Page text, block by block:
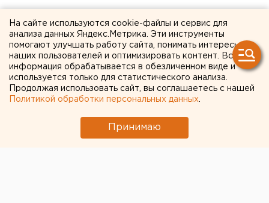
Можно ли вообще
расширять дорогу: депутат
попросила силовиков
проверить действия
администрации Челябинска
На сайте используются cookie-файлы и сервис для
анализа данных Яндекс.Метрика. Эти инструменты
помогают улучшать работу сайта, понимать интересы
наших пользователей и оптимизировать контент. Вся
информация обрабатывается в обезличенном виде и
используется только для статистического анализа.
Продолжая использовать сайт, вы соглашаетесь с нашей
Политикой обработки персональных данных
Принимаю